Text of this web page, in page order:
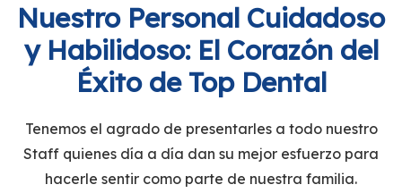
Nuestro Personal Cuidadoso
y Habilidoso: El Corazón del
Éxito de Top Dental
Tenemos el agrado de presentarles a todo nuestro
Staff quienes día a día dan su mejor esfuerzo para
hacerle sentir como parte de nuestra familia.